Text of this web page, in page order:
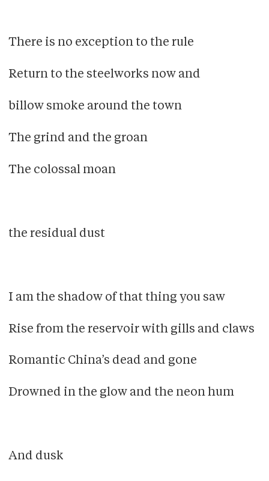
There is no exception to the rule
Return to the steelworks now and
billow smoke around the town
The grind and the groan
The colossal moan
the residual dust
I am the shadow of that thing you saw
Rise from the reservoir with gills and claws
Romantic China’s dead and gone
Drowned in the glow and the neon hum
And dusk